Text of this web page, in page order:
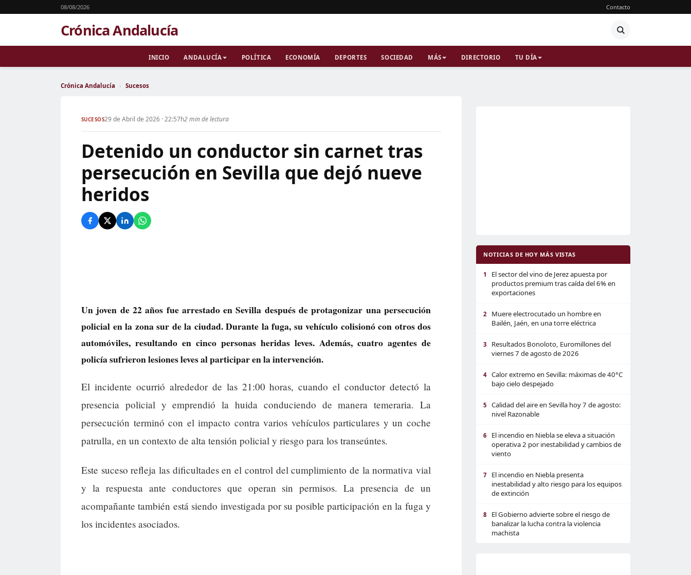
08/08/2026 Contacto
Crónica Andalucía
INICIO ANDALUCÍA POLÍTICA ECONOMÍA DEPORTES SOCIEDAD MÁS DIRECTORIO TU DÍA
Crónica Andalucía › Sucesos
SUCESOS29 de Abril de 2026 · 22:57h2 min de lectura
Detenido un conductor sin carnet tras
persecución en Sevilla que dejó nueve
heridos
Un joven de 22 años fue arrestado en Sevilla después de protagonizar una persecución
policial en la zona sur de la ciudad. Durante la fuga, su vehículo colisionó con otros dos
automóviles, resultando en cinco personas heridas leves. Además, cuatro agentes de
policía sufrieron lesiones leves al participar en la intervención.
El incidente ocurrió alrededor de las 21:00 horas, cuando el conductor detectó la
presencia policial y emprendió la huida conduciendo de manera temeraria. La
persecución terminó con el impacto contra varios vehículos particulares y un coche
patrulla, en un contexto de alta tensión policial y riesgo para los transeúntes.
Este suceso refleja las dificultades en el control del cumplimiento de la normativa vial
y la respuesta ante conductores que operan sin permisos. La presencia de un
acompañante también está siendo investigada por su posible participación en la fuga y
los incidentes asociados.
NOTICIAS DE HOY MÁS VISTAS
1
El sector del vino de Jerez apuesta por
productos premium tras caída del 6% en
exportaciones
2
Muere electrocutado un hombre en
Bailén, Jaén, en una torre eléctrica
3
Resultados Bonoloto, Euromillones del
viernes 7 de agosto de 2026
4
Calor extremo en Sevilla: máximas de 40°C
bajo cielo despejado
5
Calidad del aire en Sevilla hoy 7 de agosto:
nivel Razonable
6
El incendio en Niebla se eleva a situación
operativa 2 por inestabilidad y cambios de
viento
7
El incendio en Niebla presenta
inestabilidad y alto riesgo para los equipos
de extinción
8
El Gobierno advierte sobre el riesgo de
banalizar la lucha contra la violencia
machista